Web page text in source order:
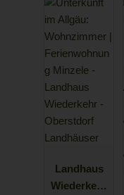
Landhaus
Wiederkehr